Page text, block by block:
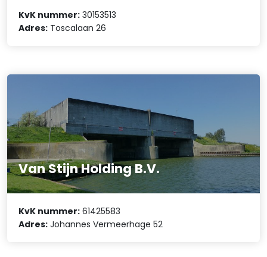
KvK nummer: 30153513
Adres: Toscalaan 26
Van Stijn Holding B.V.
KvK nummer: 61425583
Adres: Johannes Vermeerhage 52